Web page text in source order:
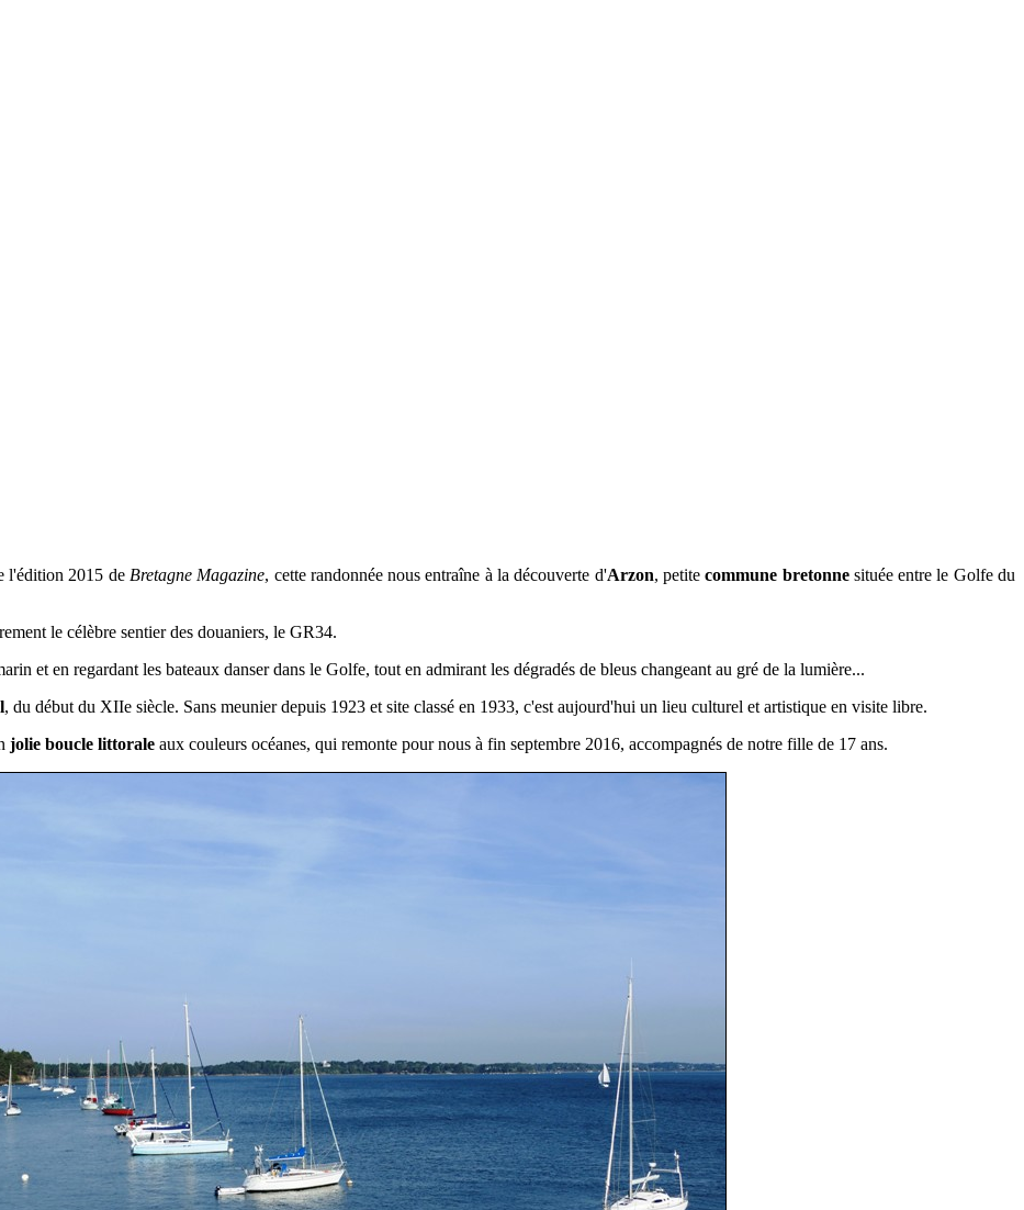
l'édition 2015 de Bretagne Magazine, cette randonnée nous entraîne à la découverte d'Arzon, petitecommune bretonnesituée entre le Golfe du
le célèbre sentier des douaniers, le GR34.
et en regardant les bateaux danser dans le Golfe, tout en admirant les dégradés de bleus changeant au gré de la lumière...
, du début du XIIe siècle. Sans meunier depuis 1923 et site classé en 1933, c'est aujourd'hui un lieu culturel et artistique en visite libre.
jolie boucle littorale aux couleurs océanes, qui remonte pour nous à fin septembre 2016, accompagnés de notre fille de 17 ans.